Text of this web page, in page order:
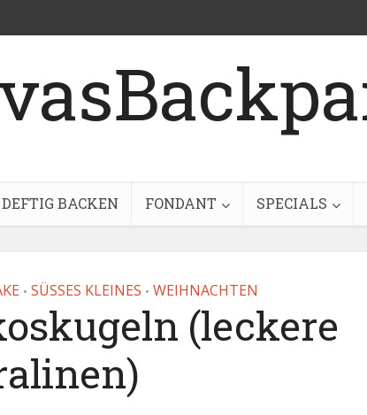
DEFTIG BACKEN FONDANT SPECIALS
• SÜSSES KLEINES • WEIHNACHTEN
(leckere